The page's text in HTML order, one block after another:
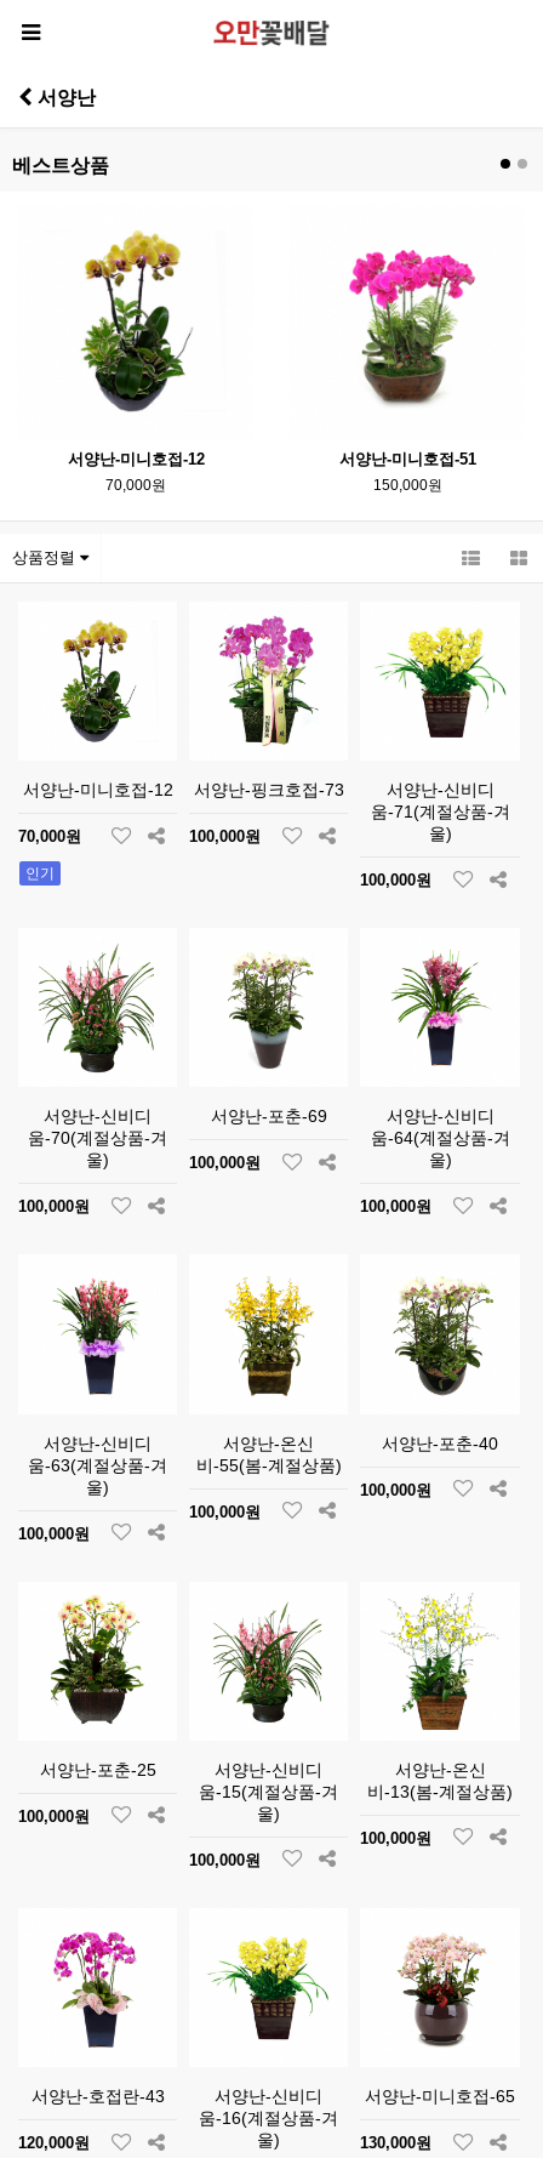
서양난
베스트상품
서양난-미니호접-12
70,000원
서양난-미니호접-51
150,000원
상품정렬
서양난-미니호접-12
70,000원
인기
서양난-핑크호접-73
100,000원
서양난-신비디
움-71(계절상품-겨
울)
100,000원
서양난-신비디
움-70(계절상품-겨
울)
100,000원
서양난-포춘-69
100,000원
서양난-신비디
움-64(계절상품-겨
울)
100,000원
서양난-신비디
움-63(계절상품-겨
울)
100,000원
서양난-온신
비-55(봄-계절상품)
100,000원
서양난-포춘-40
100,000원
서양난-포춘-25
100,000원
서양난-신비디
움-15(계절상품-겨
울)
100,000원
서양난-온신
비-13(봄-계절상품)
100,000원
서양난-호접란-43
120,000원
서양난-신비디
움-16(계절상품-겨
울)
서양난-미니호접-65
130,000원